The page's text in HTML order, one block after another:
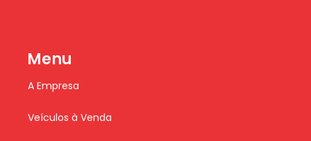
Menu
A Empresa
Veículos à Venda